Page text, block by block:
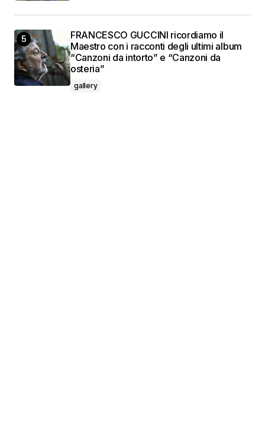
FRANCESCO GUCCINI ricordiamo il
Maestro con i racconti degli ultimi album
“Canzoni da intorto” e “Canzoni da
osteria”
gallery